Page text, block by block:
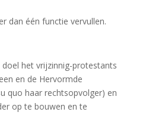
dan één functie vervullen.
het vrijzinnig-protestants
en de Hervormde
quo haar rechtsopvolger) en
op te bouwen en te